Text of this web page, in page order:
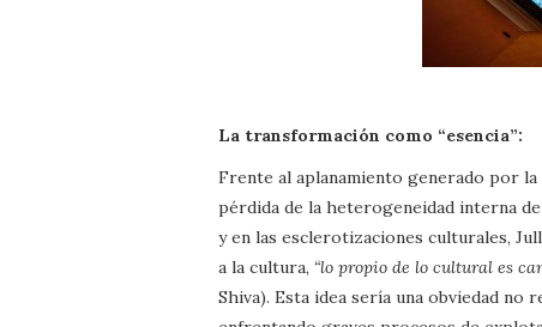
La transformación como “esencia”:
Frente al aplanamiento generado por
pérdida de la heterogeneidad interna
y en las esclerotizaciones culturales,
a la cultura, “lo propio de lo cultural es
Shiva). Esta idea sería una obviedad no